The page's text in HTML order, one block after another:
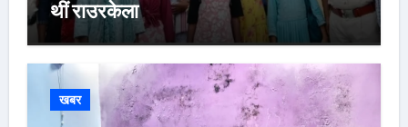
थीं राउरकेला
खबर